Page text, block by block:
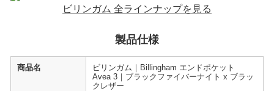
ビリンガム 全ラインナップを見る
製品仕様
商品名
ビリンガム｜Billingham エンドポケット
Avea 3｜ブラックファイバーナイト x ブラッ
クレザー